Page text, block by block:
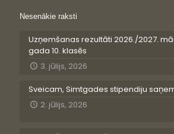
Nesenākie raksti
Uzņemšanas rezultāti 2026./2027.
gada 10. klasēs
3. jūlijs, 2026
Sveicam, Simtgades stipendiju
2. jūlijs, 2026